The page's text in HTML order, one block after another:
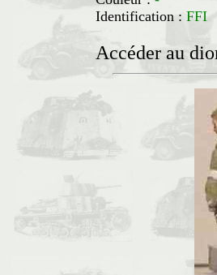
Identification : FFI
Accéder au